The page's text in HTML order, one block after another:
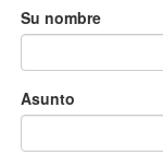
Su nombre
Asunto